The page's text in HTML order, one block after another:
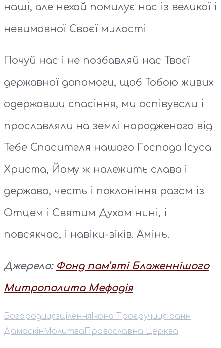
наші, але нехай помилує нас із великої і
невимовної Своєї милості.
Почуй нас і не позбавляй нас Твоєї
державної допомоги, щоб Тобою живих
одержавши спасіння, ми оспівували і
прославляли на землі народженого від
Тебе Спасителя нашого Господа Ісуса
Христа, Йому ж належить слава і
держава, честь і поклоніння разом із
Отцем і Святим Духом нині, і
повсякчас, і навіки-віків. Амінь.
Джерело: Фонд пам’яті Блаженнішого
Митрополита Мефодія
Богородицязцілення Ікона Троєручиця Іоанн
Дамаскін Молитва Православна Церква